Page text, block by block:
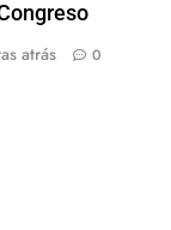
atrás 0